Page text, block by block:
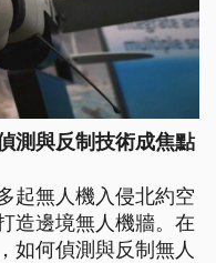
測與反制技術成焦點
起無人機入侵北約空
造邊境無人機牆。在
如何偵測與反制無人